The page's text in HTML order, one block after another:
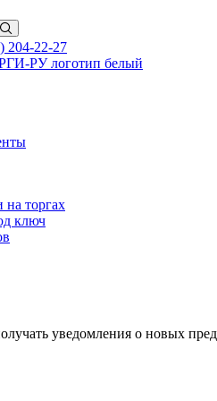
204-22-27
на торгах
ключ
уведомления о новых